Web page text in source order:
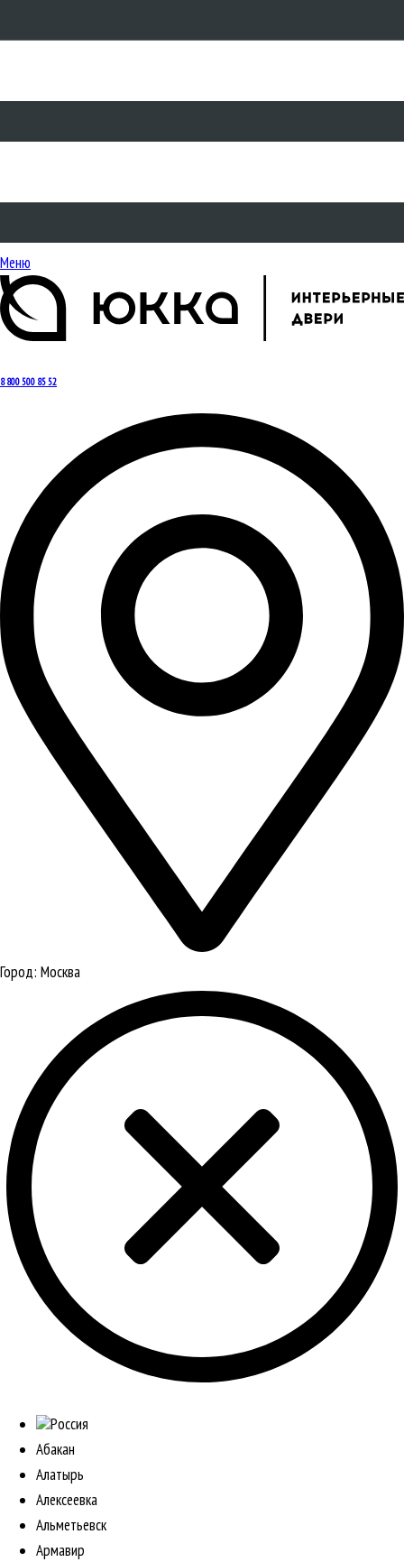
Меню
8 800 500 85 52
Город: Москва
Россия
Абакан
Алатырь
Алексеевка
Альметьевск
Армавир